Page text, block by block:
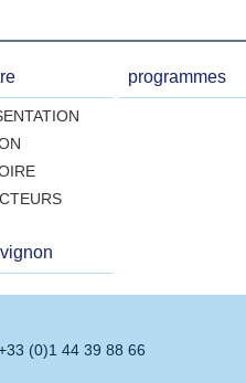
programmes
(0)1 44 39 88 66